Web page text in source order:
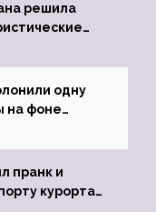
решила
одну
на фоне
пранк и
курорта,